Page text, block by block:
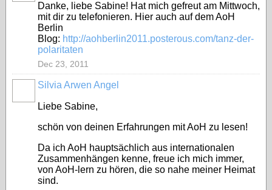
Danke, liebe Sabine! Hat mich gefreut am Mittwoch,
mit dir zu telefonieren. Hier auch auf dem AoH
Berlin
Blog: http://aohberlin2011.posterous.com/tanz-der-
polaritaten
Dec 23, 2011
Silvia Arwen Angel
Liebe Sabine,
schön von deinen Erfahrungen mit AoH zu lesen!
Da ich AoH hauptsächlich aus internationalen
Zusammenhängen kenne, freue ich mich immer,
von AoH-lern zu hören, die so nahe meiner Heimat
sind.